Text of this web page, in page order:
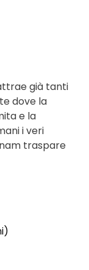
già tanti
dove la
e la
i veri
traspare